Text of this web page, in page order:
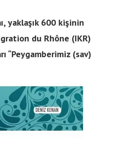
yaklaşık 600 kişinin
du Rhône (IKR)
“Peygamberimiz (sav)